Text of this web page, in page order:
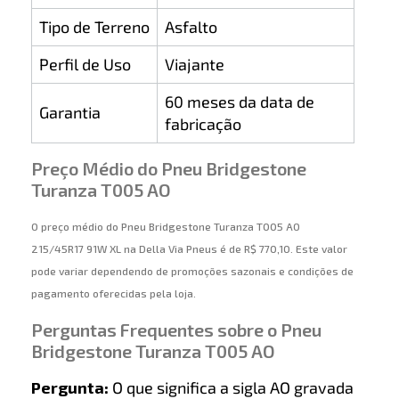
Tipo de Terreno
Asfalto
Perfil de Uso
Viajante
Garantia
60 meses da data de
fabricação
Preço Médio do Pneu Bridgestone
Turanza T005 AO
O preço médio do Pneu Bridgestone Turanza T005 AO
215/45R17 91W XL na Della Via Pneus é de R$ 770,10. Este valor
pode variar dependendo de promoções sazonais e condições de
pagamento oferecidas pela loja.
Perguntas Frequentes sobre o Pneu
Bridgestone Turanza T005 AO
Pergunta: O que significa a sigla AO gravada